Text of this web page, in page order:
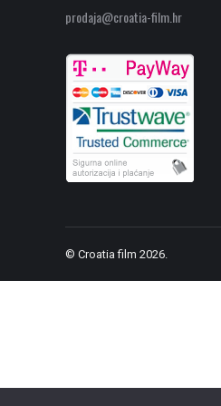
prodaja@croatia-film.hr
© Croatia film 2026.